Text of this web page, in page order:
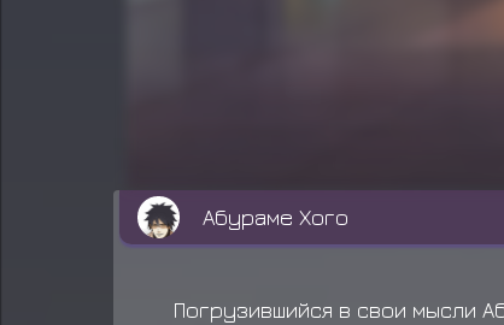
Абураме Хого
Погрузившийся в свои мысли